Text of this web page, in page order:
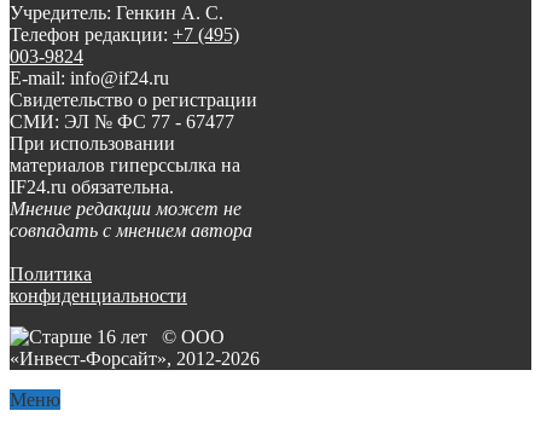
Учредитель: Генкин А. С.
Телефон редакции: +7 (495)
003-9824
E-mail: info@if24.ru
Свидетельство о регистрации
СМИ: ЭЛ № ФС 77 - 67477
При использовании
материалов гиперссылка на
IF24.ru обязательна.
Мнение редакции может не
совпадать с мнением автора
Политика
конфиденциальности
© ООО
«Инвест-Форсайт», 2012-2026
Меню